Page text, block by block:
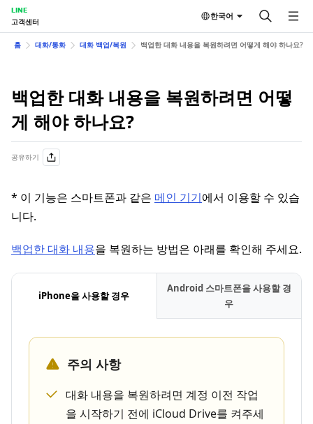
LINE
고객센터
한국어
홈 대화/통화 대화 백업/복원 백업한 대화 내용을 복원하려면 어떻게 해야 하나요?
백업한 대화 내용을 복원하려면 어떻
게 해야 하나요?
공유하기
* 이 기능은 스마트폰과 같은 메인 기기에서 이용할 수 있습
니다.
백업한 대화 내용을 복원하는 방법은 아래를 확인해 주세요.
iPhone을 사용할 경우
Android 스마트폰을 사용할 경
우
주의 사항
대화 내용을 복원하려면 계정 이전 작업
을 시작하기 전에 iCloud Drive를 켜주세